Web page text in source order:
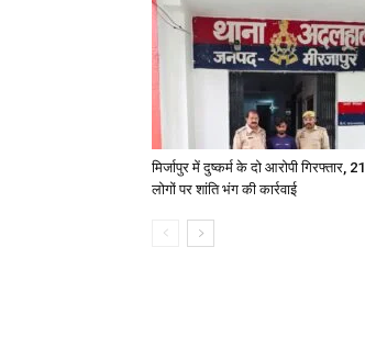
मिर्जापुर में दुष्कर्म के दो आरोपी गिरफ्तार, 21
लोगों पर शांति भंग की कार्रवाई